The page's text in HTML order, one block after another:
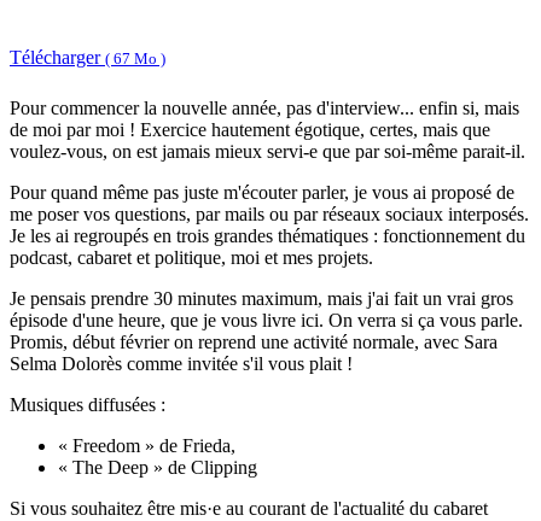
Télécharger ( 67 Mo )
Pour commencer la nouvelle année, pas d'interview... enfin si, mais
de moi par moi ! Exercice hautement égotique, certes, mais que
voulez-vous, on est jamais mieux servi-e que par soi-même parait-il.
Pour quand même pas juste m'écouter parler, je vous ai proposé de
me poser vos questions, par mails ou par réseaux sociaux interposés.
Je les ai regroupés en trois grandes thématiques : fonctionnement du
podcast, cabaret et politique, moi et mes projets.
Je pensais prendre 30 minutes maximum, mais j'ai fait un vrai gros
épisode d'une heure, que je vous livre ici. On verra si ça vous parle.
Promis, début février on reprend une activité normale, avec Sara
Selma Dolorès comme invitée s'il vous plait !
Musiques diffusées :
« Freedom » de Frieda,
« The Deep » de Clipping
Si vous souhaitez être mis·e au courant de l'actualité du cabaret